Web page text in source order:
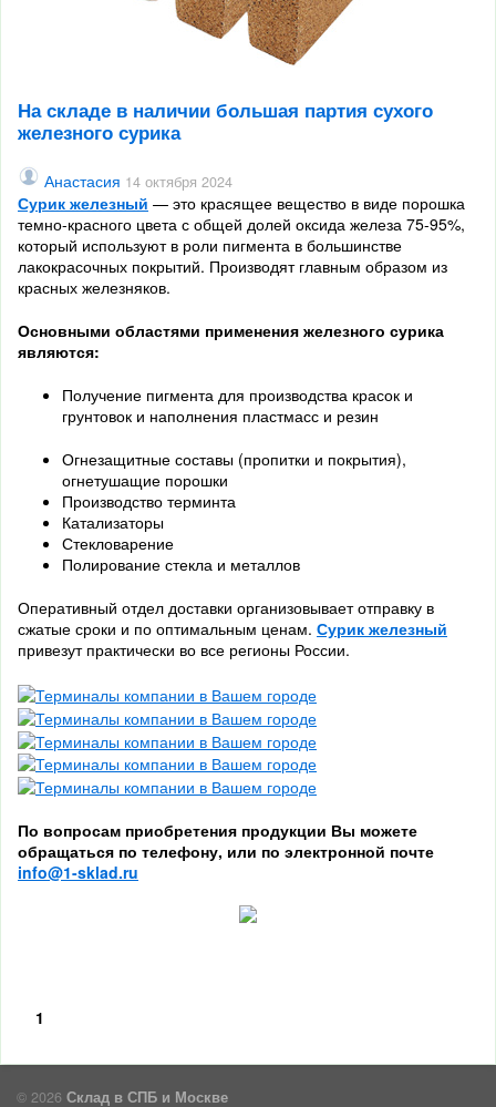
На складе в наличии большая партия сухого
железного сурика
Анастасия 14 октября 2024
Сурик железный — это красящее вещество в виде порошка
темно-красного цвета с общей долей оксида железа 75-95%,
который используют в роли пигмента в большинстве
лакокрасочных покрытий. Производят главным образом из
красных железняков.
Основными областями применения железного сурика
являются:
Получение пигмента для производства красок и
грунтовок и наполнения пластмасс и резин
Огнезащитные составы (пропитки и покрытия),
огнетушащие порошки
Производство терминта
Катализаторы
Стекловарение
Полирование стекла и металлов
Оперативный отдел доставки организовывает отправку в
сжатые сроки и по оптимальным ценам. Сурик железный
привезут практически во все регионы России.
По вопросам приобретения продукции Вы можете
обращаться по телефону, или по электронной почте
info@1-sklad.ru
1
© 2026 Склад в СПБ и Москве